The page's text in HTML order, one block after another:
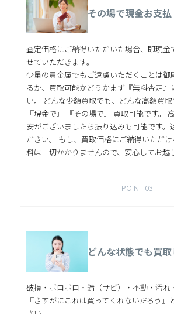
その場で現金お支払
査定価格にご納得いただいた場合、即現金
せていただきます。
少量の貴金属でもご遠慮いただくことは御
るか、買取可能かどうかまず『無料査定』
い。 どんな少額買取でも、どんな高額買
『現金で』 『その場で』 買取可能です。
安がございましたら振り込みも可能です。
ださい。 もし、買取価格にご納得いただ
料は一切かかりませんので、安心してお越
POINT 03
どんな状態でも買取
破損・ボロボロ・錆（サビ）・不動・汚
『さすがにこれは買ってくれないだろう